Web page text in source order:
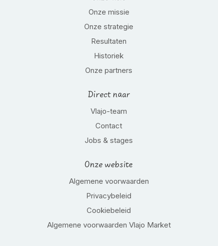
Onze missie
Onze strategie
Resultaten
Historiek
Onze partners
Direct naar
Vlajo-team
Contact
Jobs & stages
Onze website
Algemene voorwaarden
Privacybeleid
Cookiebeleid
Algemene voorwaarden Vlajo Market